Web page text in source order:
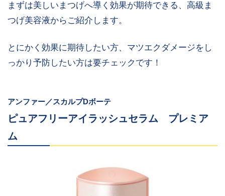
タンパク質のもとになっ
の一種。毛髪補修
脱毛抑制、毛再生促進、
まずは美しいまつげへ導く効果が期待できる、高級ま
つげ美容液からご紹介します。
とにかく効果に期待したい方、マツエクダメージをし
っかり予防したい方は要チェックです！
アンファー／スカルプDボーテ
ピュアフリーアイラッシュセラム プレミア
ム